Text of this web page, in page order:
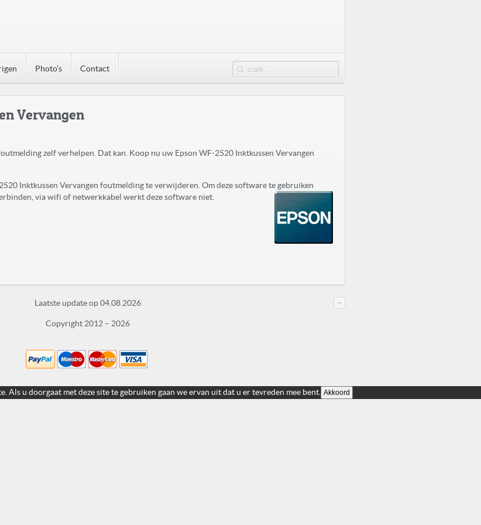
Photo’s Contact
Vervangen
zelf verhelpen. Dat kan. Koop nu uw Epson WF-2520 Inktkussen Vervangen
Inktkussen Vervangen foutmelding te verwijderen. Om deze software te gebruiken
via wifi of netwerkkabel werkt deze software niet.
Laatste update op 04.08.2026
Copyright 2012 – 2026
u doorgaat met deze site te gebruiken gaan we ervan uit dat u er tevreden mee bent. Akkoord